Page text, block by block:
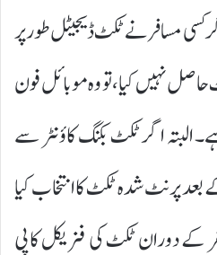
مسافر نے ٹکٹ ڈیجیٹل طور پر
نہیں کیا، تو وہ موبائل فون
البتہ اگر ٹکٹ بکنگ کاؤنٹر سے
بعد پرنٹ شدہ ٹکٹ کا انتخاب کیا
کے دوران ٹکٹ کی فزیکل کاپی